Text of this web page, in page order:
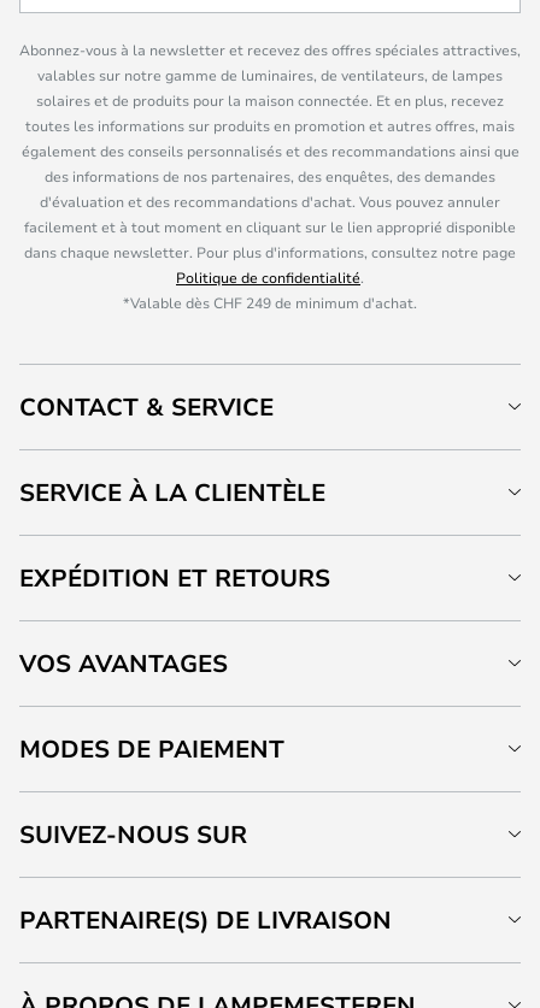
Abonnez-vous à la newsletter et recevez des offres spéciales attractives,
valables sur notre gamme de luminaires, de ventilateurs, de lampes
solaires et de produits pour la maison connectée. Et en plus, recevez
toutes les informations sur produits en promotion et autres offres, mais
également des conseils personnalisés et des recommandations ainsi que
des informations de nos partenaires, des enquêtes, des demandes
d'évaluation et des recommandations d'achat. Vous pouvez annuler
facilement et à tout moment en cliquant sur le lien approprié disponible
dans chaque newsletter. Pour plus d'informations, consultez notre page
Politique de confidentialité.
*Valable dès CHF 249 de minimum d'achat.
CONTACT & SERVICE
SERVICE À LA CLIENTÈLE
EXPÉDITION ET RETOURS
VOS AVANTAGES
MODES DE PAIEMENT
SUIVEZ-NOUS SUR
PARTENAIRE(S) DE LIVRAISON